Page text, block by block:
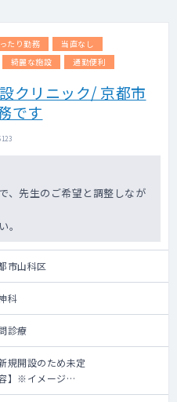
たり勤務
当直なし
綺麗な施設 通勤便利
クリニック/ 京都市
です
、先生のご希望と調整しなが
市山科区
科
診療
規開設のため未定
】※イメージ
～12:00 外来